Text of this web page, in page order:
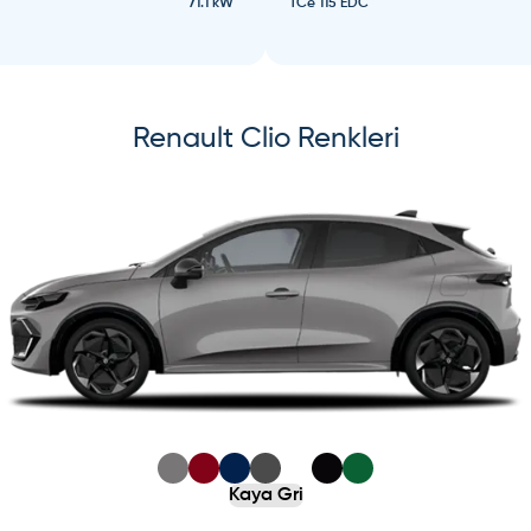
71.1 kW TCe 115 EDC
Renault ClioRenkleri
slide
Kaya Gri